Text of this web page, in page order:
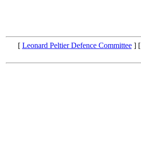
[ Leonard Peltier Defence Committee] [